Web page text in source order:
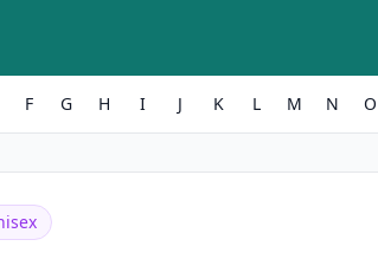
F G H I J K L M N O